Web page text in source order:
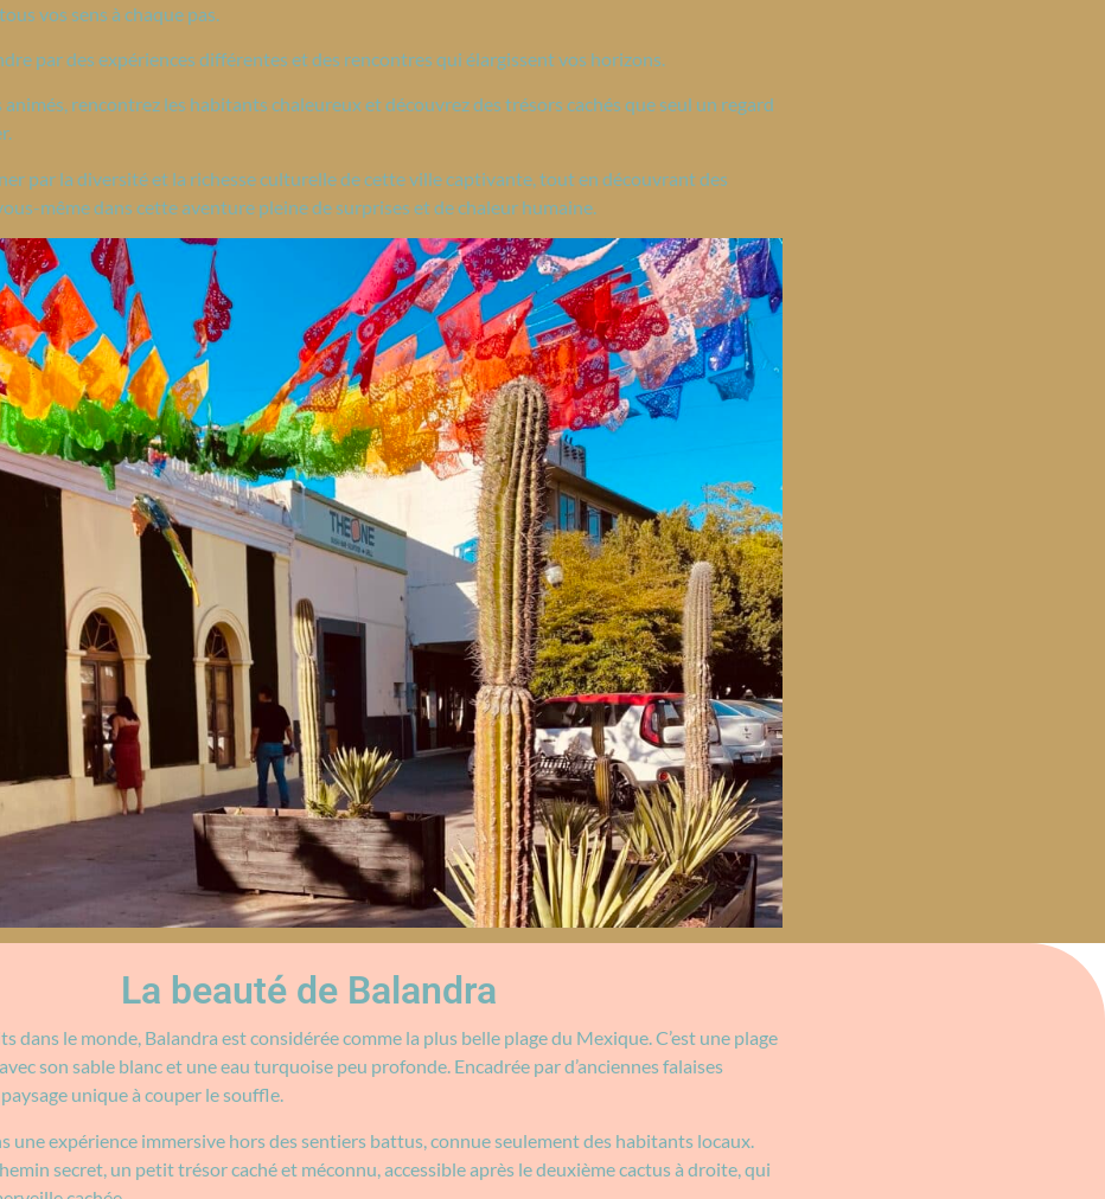
vos sens à chaque pas.
par des expériences différentes et des rencontres qui élargissent vos horizons.
animés, rencontrez les habitants chaleureux et découvrez des trésors cachés que seul un regard
par la diversité et la richesse culturelle de cette ville captivante, tout en découvrant des
même dans cette aventure pleine de surprises et de chaleur humaine.
La beauté de Balandra
dans le monde, Balandra est considérée comme la plus belle plage du Mexique. C’est une plage
son sable blanc et une eau turquoise peu profonde. Encadrée par d’anciennes falaises
unique à couper le souffle.
une expérience immersive hors des sentiers battus, connue seulement des habitants locaux.
secret, un petit trésor caché et méconnu, accessible après le deuxième cactus à droite, qui